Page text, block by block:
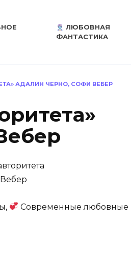
ЛЮБОВНАЯ
ФАНТАСТИКА
АДАЛИН ЧЕРНО, СОФИ ВЕБЕР
Современные любовные